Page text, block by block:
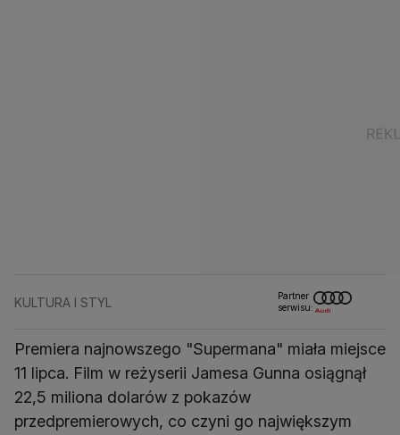
KULTURA I STYL
Partner
serwisu:
Premiera najnowszego "Supermana" miała miejsce
11 lipca. Film w reżyserii Jamesa Gunna osiągnął
22,5 miliona dolarów z pokazów
przedpremierowych, co czyni go największym